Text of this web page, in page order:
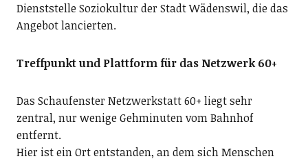
Dienststelle Soziokultur der Stadt Wädenswil, die das
Angebot lancierten.
Treffpunkt und Plattform für das Netzwerk 60+
Das Schaufenster Netzwerkstatt 60+ liegt sehr
zentral, nur wenige Gehminuten vom Bahnhof
entfernt.
Hier ist ein Ort entstanden, an dem sich Menschen